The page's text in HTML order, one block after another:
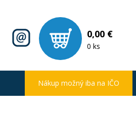
0,00 €
0 ks
Nákup možný iba na IČO